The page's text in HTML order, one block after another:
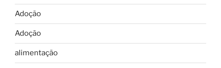
Adoção
Adoção
alimentação